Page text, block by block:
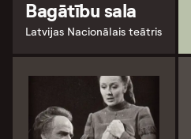
Bagātību sala
Latvijas Nacionālais teātris